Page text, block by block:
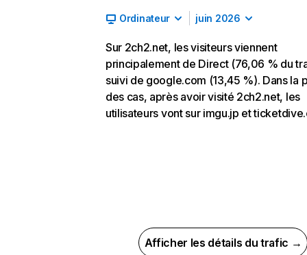
Ordinateur juin 2026
Sur 2ch2.net, les visiteurs viennent
principalement de Direct (76,06 % du
suivi de google.com (13,45 %). Dans la
des cas, après avoir visité 2ch2.net, les
utilisateurs vont sur imgu.jp et
Afficher les détails du trafic →